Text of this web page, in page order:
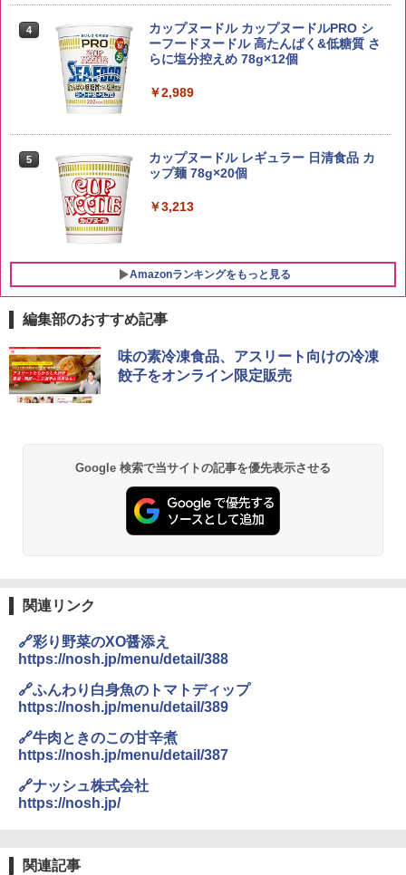
4
by Amazon あきたこまちブレンド 無洗
米 5kg
￥3,396
5 新潟県産新之助 無洗米 5kg 令和7年産
￥4,536
4
トリスウイスキー 4000ml サントリー 大
容量 4リットル
5
サントリー シングルモルト ウイスキー
白州 Story of the Distillery 2026 化粧箱
入 700ml
￥20,000
4
カップヌードル カップヌードルPRO シ
ーフードヌードル 高たんぱく&低糖質 さ
らに塩分控えめ 78g×12個
￥2,989
5
カップヌードル レギュラー 日清食品 カ
ップ麺 78g×20個
￥3,213
Amazonランキングをもっと見る
1
シャープ 過熱水蒸気 オーブンレンジ 26
L コンベクション 2段調理 ホワイト RE-
SS26B-W
[山善] スチームオーブンレンジ 25L 一人
暮らし 二人暮らし フラットテーブル ス
チーム調理 自動メニュー19種搭載 角皿
付き ブラック MRK-F250TSV(B)
3
高効率 15L 一人暮らし 二人暮らし スチ
ーム調理 フラットテーブル トースト機
ック YRZ-WF150TV(B)
TOSHIBA(東芝) スチームオーブンレン
編集部のおすすめ記事
味の素冷凍食品、アスリート向けの冷凍
餃子をオンライン限定販売
Google 検索で当サイトの記事を優先表示させる
関連リンク
🔗彩り野菜のXO醤添え
https://nosh.jp/menu/detail/388
🔗ふんわり白身魚のトマトディップ
https://nosh.jp/menu/detail/389
🔗牛肉ときのこの甘辛煮
https://nosh.jp/menu/detail/387
🔗ナッシュ株式会社
https://nosh.jp/
関連記事